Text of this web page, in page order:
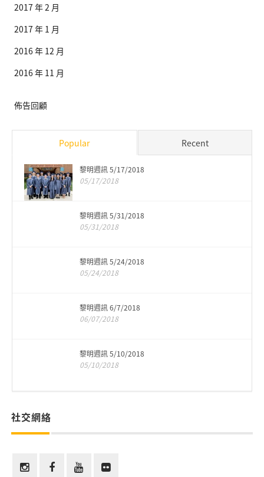
2017 年 2 月
2017 年 1 月
2016 年 12 月
2016 年 11 月
佈告回顧
Popular Recent
黎明週訊 5/17/2018
05/17/2018
黎明週訊 5/31/2018
05/31/2018
黎明週訊 5/24/2018
05/24/2018
黎明週訊 6/7/2018
06/07/2018
黎明週訊 5/10/2018
05/10/2018
社交網絡